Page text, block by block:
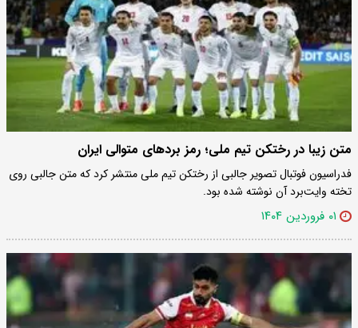
متن زیبا در رختکن تیم ملی؛ رمز بردهای متوالی ایران
فدراسیون فوتبال تصویر جالبی از رختکن تیم ملی منتشر کرد که متن جالبی روی
تخته وایت‌برد آن نوشته شده بود.
۰۱ فروردین ۱۴۰۴